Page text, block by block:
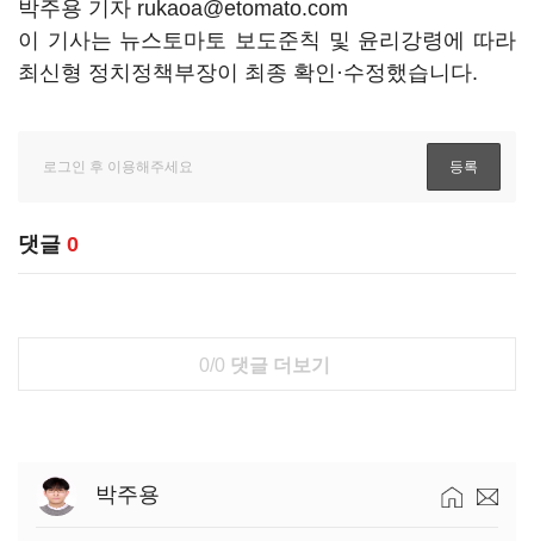
박주용 기자 rukaoa@etomato.com
이 기사는 뉴스토마토 보도준칙 및 윤리강령에 따라
최신형 정치정책부장이 최종 확인·수정했습니다.
댓글 0
0/0 댓글 더보기
박주용